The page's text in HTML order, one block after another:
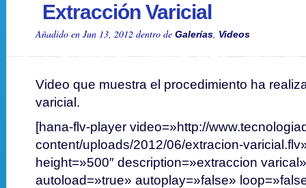
Extracción Varicial
Añadido en Jun 13, 2012 dentro de Galerías, Videos
Video que muestra el procedimiento ha
varicial.
[hana-flv-player video=»http://
content/uploads/2012/06/extracion-
height=»500″ description=»extraccion
autoload=»true» autoplay=»false»